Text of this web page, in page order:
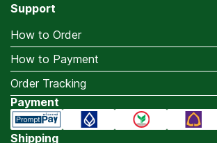
Support
How to Order
How to Payment
Order Tracking
Payment
Shipping